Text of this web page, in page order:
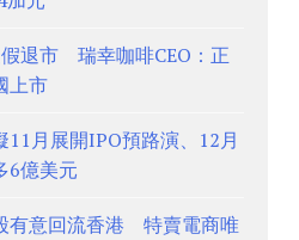
退市 瑞幸咖啡CEO：正
上市
11月展開IPO預路演、12月
億美元
有意回流香港 特賣電商唯